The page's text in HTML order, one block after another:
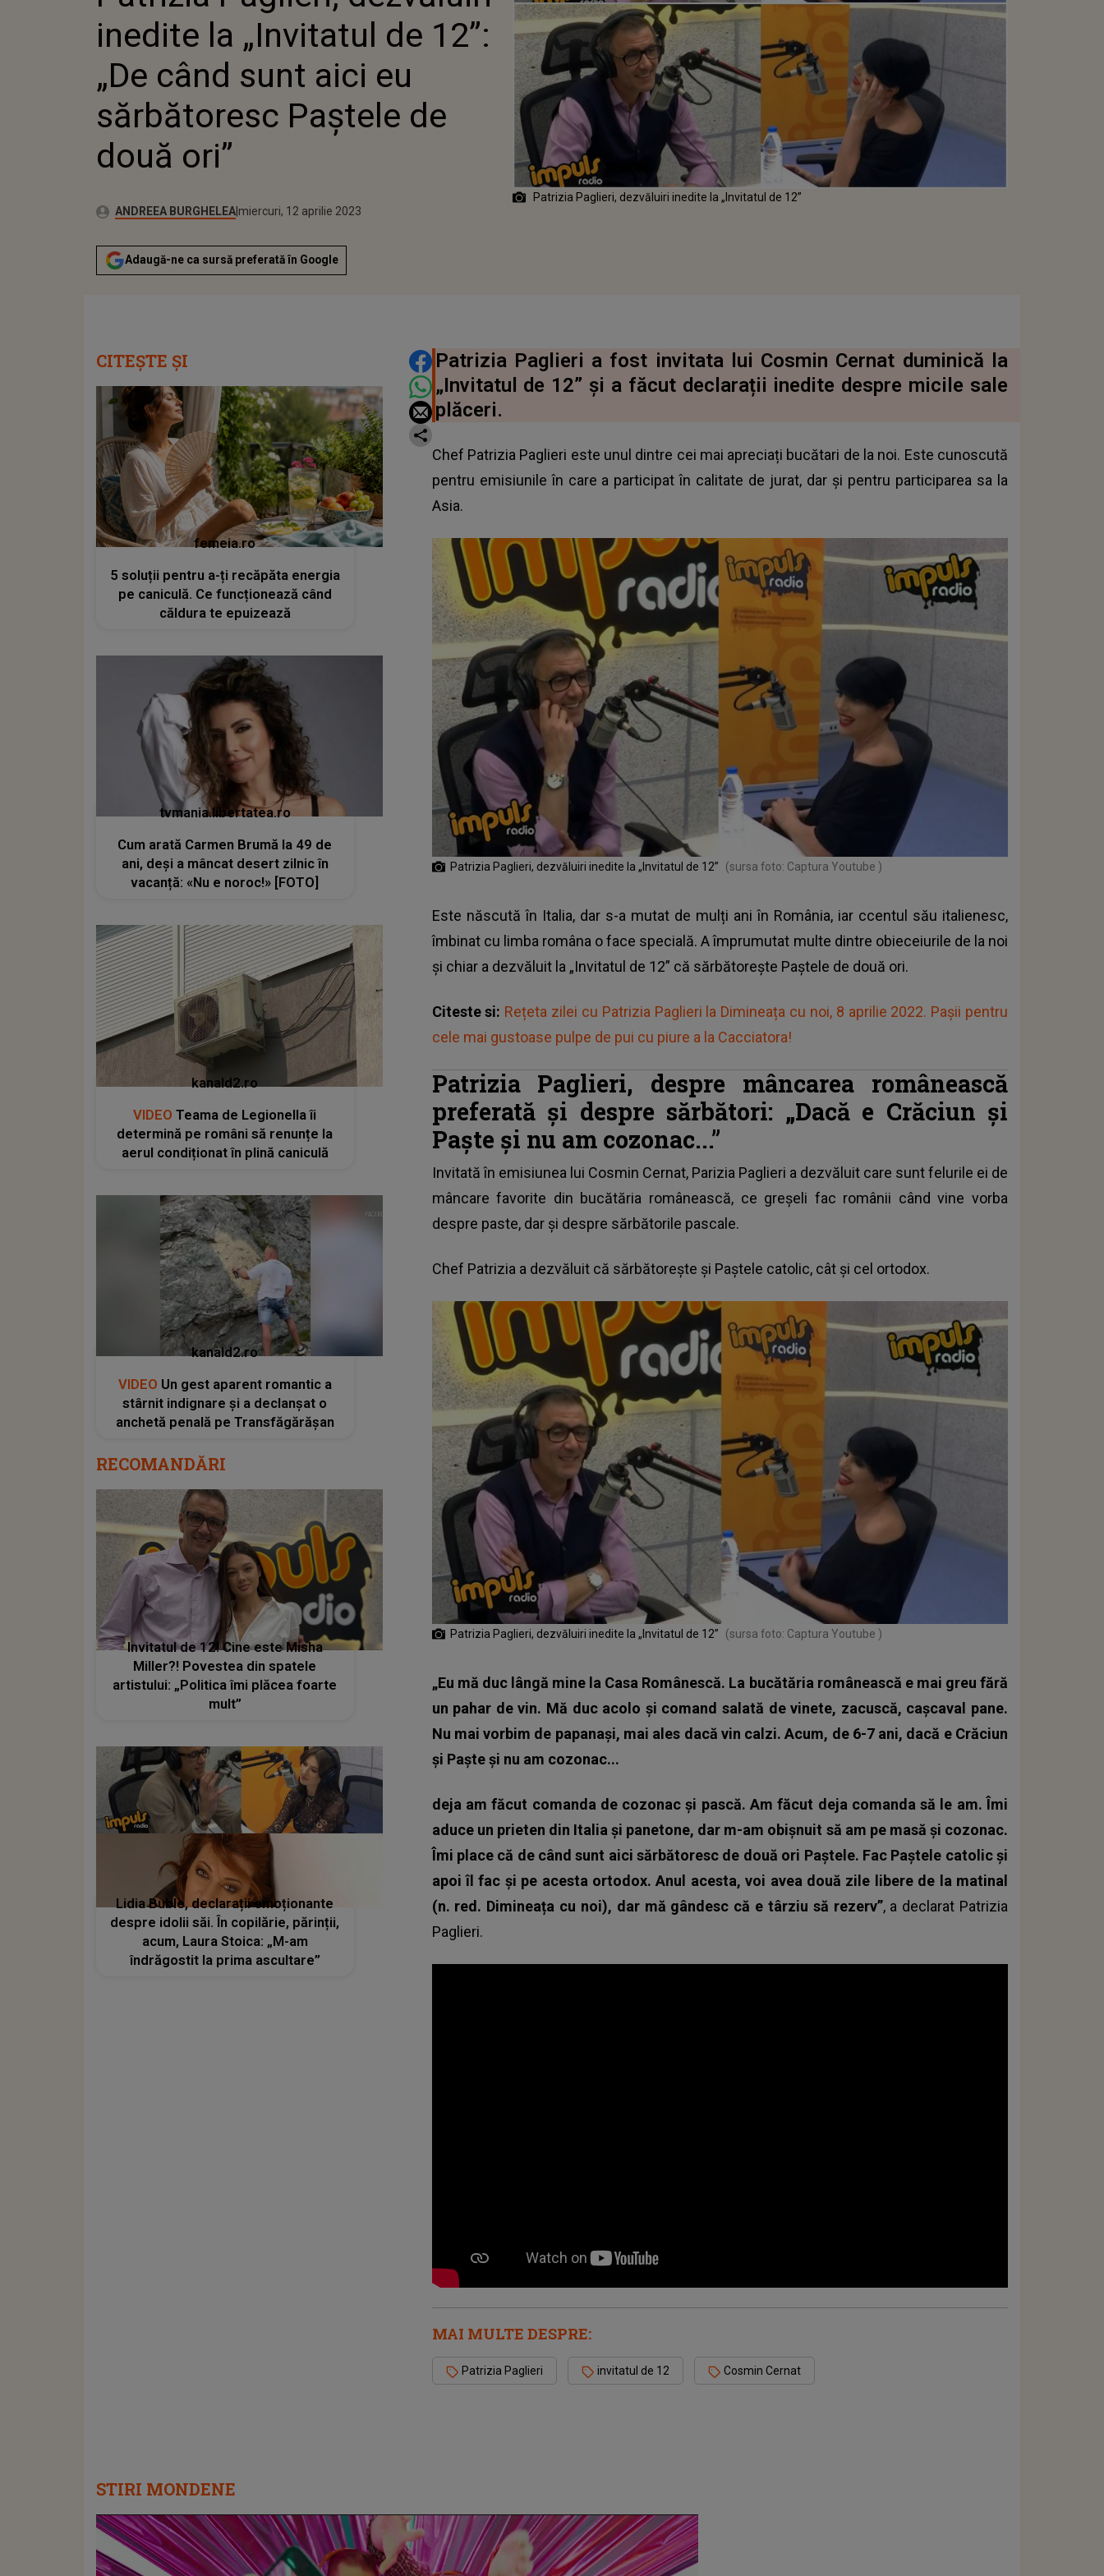
SĂRBĂTORESC PAȘTELE DE DOUĂ
ORI”
inedite la „Invitatul de 12”:
„De când sunt aici eu
sărbătoresc Paștele de
două ori”
Autor:ANDREEA BURGHELEAPublicat:
marți, 12 aprilie 2022
Actualizat:
miercuri, 12 aprilie 2023
Adaugă-ne ca sursă preferată în Google
Patrizia Paglieri, dezvăluiri inedite la „Invitatul de 12”
DISTRIBUIE ARTICOLUL
Patrizia Paglieri a fost invitata lui Cosmin Cernat duminică la
„Invitatul de 12” și a făcut declarații inedite despre micile sale
plăceri.
Chef Patrizia Paglieri este unul dintre cei mai apreciați bucătari de la noi. Este cunoscută
pentru emisiunile în care a participat în calitate de jurat, dar și pentru participarea sa la
Asia.
Patrizia Paglieri, dezvăluiri inedite la „Invitatul de 12” (sursa foto: Captura Youtube )
Este născută în Italia, dar s-a mutat de mulți ani în România, iar ccentul său italienesc,
îmbinat cu limba româna o face specială. A împrumutat multe dintre obieceiurile de la noi
și chiar a dezvăluit la „Invitatul de 12” că sărbătorește Paștele de două ori.
Citeste si: Rețeta zilei cu Patrizia Paglieri la Dimineața cu noi, 8 aprilie 2022. Pașii pentru
cele mai gustoase pulpe de pui cu piure a la Cacciatora!
Patrizia Paglieri, despre mâncarea românească
preferată și despre sărbători: „Dacă e Crăciun și
Paște și nu am cozonac...”
Invitată în emisiunea lui Cosmin Cernat, Parizia Paglieri a dezvăluit care sunt felurile ei de
mâncare favorite din bucătăria românească, ce greșeli fac românii când vine vorba
despre paste, dar și despre sărbătorile pascale.
Chef Patrizia a dezvăluit că sărbătorește și Paștele catolic, cât și cel ortodox.
Patrizia Paglieri, dezvăluiri inedite la „Invitatul de 12” (sursa foto: Captura Youtube )
„Eu mă duc lângă mine la Casa Românescă. La bucătăria românească e mai greu fără
un pahar de vin. Mă duc acolo și comand salată de vinete, zacuscă, cașcaval pane.
Nu mai vorbim de papanași, mai ales dacă vin calzi. Acum, de 6-7 ani, dacă e Crăciun
și Paște și nu am cozonac...
deja am făcut comanda de cozonac și pască. Am făcut deja comanda să le am. Îmi
aduce un prieten din Italia și panetone, dar m-am obișnuit să am pe masă și cozonac.
Îmi place că de când sunt aici sărbătoresc de două ori Paștele. Fac Paștele catolic și
apoi îl fac și pe acesta ortodox. Anul acesta, voi avea două zile libere de la matinal
(n. red. Dimineața cu noi), dar mă gândesc că e târziu să rezerv”, a declarat Patrizia
Paglieri.
MAI MULTE DESPRE:
Patrizia Paglieri invitatul de 12 Cosmin Cernat
CITEȘTE ȘI
femeia.ro
5 soluții pentru a-ți recăpăta energia
pe caniculă. Ce funcționează când
căldura te epuizează
tvmania.libertatea.ro
Cum arată Carmen Brumă la 49 de
ani, deși a mâncat desert zilnic în
vacanță: «Nu e noroc!» [FOTO]
kanald2.ro
VIDEO Teama de Legionella îi
determină pe români să renunțe la
aerul condiționat în plină caniculă
kanald2.ro
VIDEO Un gest aparent romantic a
stârnit indignare și a declanșat o
anchetă penală pe Transfăgărășan
RECOMANDĂRI
Invitatul de 12! Cine este Misha
Miller?! Povestea din spatele
artistului: „Politica îmi plăcea foarte
mult”
Lidia Buble, declarații emoționante
despre idolii săi. În copilărie, părinții,
acum, Laura Stoica: „M-am
îndrăgostit la prima ascultare”
STIRI MONDENE